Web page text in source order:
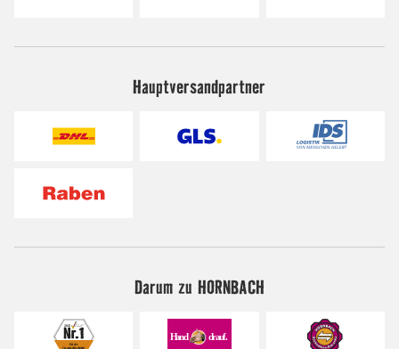
Hauptversandpartner
Darum zu HORNBACH